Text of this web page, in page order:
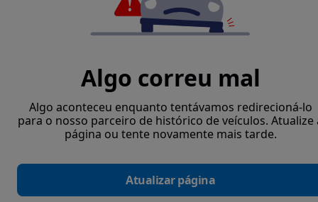
Algo correu mal
Algo aconteceu enquanto tentávamos redirecioná-lo
para o nosso parceiro de histórico de veículos. Atualize
página ou tente novamente mais tarde.
Atualizar página